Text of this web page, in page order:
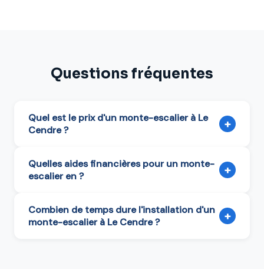
Questions fréquentes
Quel est le prix d'un monte-escalier à Le
Cendre ?
+
Quelles aides financières pour un monte-
escalier en ?
+
Combien de temps dure l'installation d'un
monte-escalier à Le Cendre ?
+